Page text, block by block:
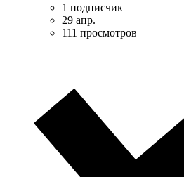
1 подписчик
29 апр.
111 просмотров